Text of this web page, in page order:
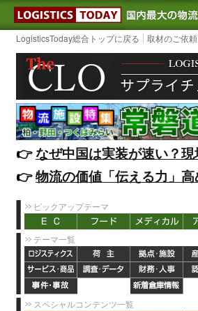
LOGISTICS
LogisticsToday総合トップに戻る 取材のご依
👉️なぜ中国は実装が速い？
👉️物流の価値「伝える力」
ピックアップテーマ
テーマ一覧
スペシャルコンテンツ一覧